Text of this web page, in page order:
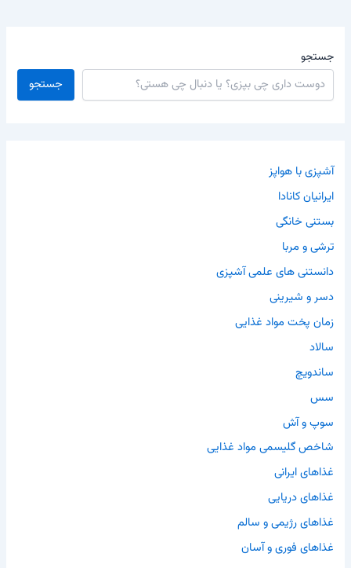
جستجو
جستجو
آشپزی با هواپز
ایرانیان کانادا
بستنی خانگی
ترشی و مربا
دانستنی های علمی آشپزی
دسر و شیرینی
زمان پخت مواد غذایی
سالاد
ساندویچ
سس
سوپ و آش
شاخص گلیسمی مواد غذایی
غذاهای ایرانی
غذاهای دریایی
غذاهای رژیمی و سالم
غذاهای فوری و آسان